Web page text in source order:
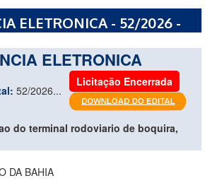
ELETRONICA - 52/2026 -
ELETRONICA
52/2026...
Licitação Encerrada
do terminal rodoviario de boquira,
DA BAHIA